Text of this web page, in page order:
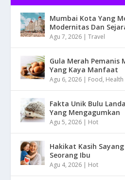
Mumbai Kota Yang
Modernitas Dan
Agu 7, 2026 |Travel
Gula Merah Pemanis
Yang Kaya Manfaat
Agu 6, 2026 | Food, Health
Fakta Unik Bulu
Yang Mengagumkan
Agu 5, 2026 | Hot
Hakikat Kasih
Seorang Ibu
Agu 4, 2026 | Hot